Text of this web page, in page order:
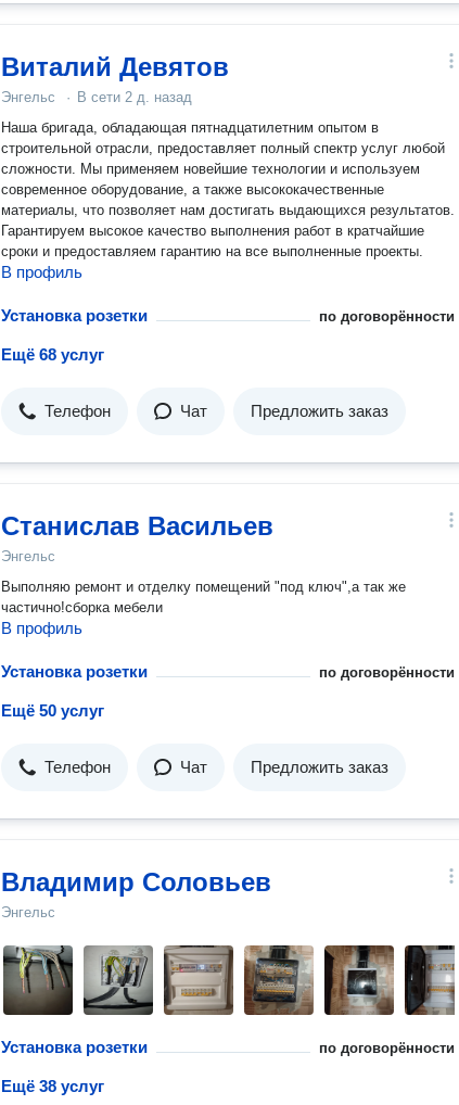
Виталий Девятов
Энгельс · В сети 2 д. назад
Наша бригада, обладающая пятнадцатилетним опытом в
строительной отрасли, предоставляет полный спектр услуг любой
сложности. Мы применяем новейшие технологии и используем
современное оборудование, а также высококачественные
материалы, что позволяет нам достигать выдающихся результатов.
Гарантируем высокое качество выполнения работ в кратчайшие
сроки и предоставляем гарантию на все выполненные проекты.
В профиль
Установка розетки по договорённости
Ещё 68 услуг
Телефон Чат Предложить заказ
Станислав Васильев
Энгельс
Выполняю ремонт и отделку помещений "под ключ",а так же
частично!сборка мебели
В профиль
Установка розетки по договорённости
Ещё 50 услуг
Телефон Чат Предложить заказ
Владимир Соловьев
Энгельс
Установка розетки по договорённости
Ещё 38 услуг